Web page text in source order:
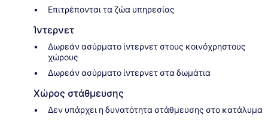
Επιτρέπονται τα ζώα υπηρεσίας
Ίντερνετ
Δωρεάν ασύρματο ίντερνετ στους κοινόχρηστους
χώρους
Δωρεάν ασύρματο ίντερνετ στα δωμάτια
Χώρος στάθμευσης
Δεν υπάρχει η δυνατότητα στάθμευσης στο κατάλυμα